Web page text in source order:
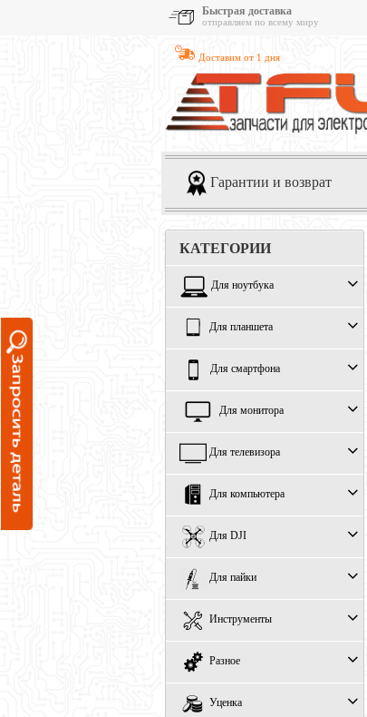
Быстрая доставка
отправляем по всему миру
Доставим от 1 дня
Гарантии и возврат
КАТЕГОРИИ
Для ноутбука
Для планшета
Для смартфона
Для монитора
Для телевизора
Для компьютера
Для DJI
Для пайки
Инструменты
Разное
Уценка